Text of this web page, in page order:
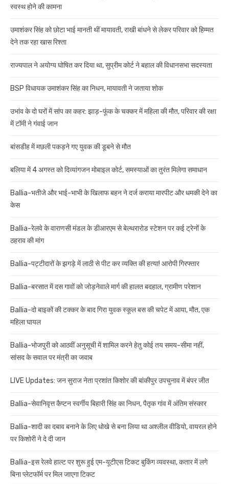
स्वस्थ होने की कामना
उमाशंकर सिंह को छोटा भाई मानती थीं मायावती, राखी बांधने से लेकर परिवार को हिम्मत
देने तक रहा खास रिश्ता
राज्यपाल ने अयोग्य घोषित कर दिया था, सुप्रीम कोर्ट ने बहाल की विधानसभा सदस्यता
BSP विधायक उमाशंकर सिंह का निधन, मायावती ने जताया शोक
उभांव के दो घरों में सांप का कहर: झाड़-फूंक के चक्कर में महिला की मौत, परिवार की रक्षा
में टॉमी ने गंवाई जान
बांसडीह में मछली पकड़ने गए युवक की डूबने से मौत
बलिया में 4 अगस्त को दिव्यांगजन मोबाइल कोर्ट, समस्याओं का तुरंत मिलेगा समाधान
Ballia-भतीजे और भाई-भाभी के खिलाफ बहन ने दर्ज कराया मारपीट और धमकी देने का
केस
Ballia-रेलवे के वाराणसी मंडल के डीआरएम से बेल्थरारोड स्टेशन पर कई ट्रेनों के
ठहराव की मांग
Ballia-पट्टीदारों के झगड़े में लाठी से पीट कर व्यक्ति की हत्या! आरोपी गिरफ्तार
Ballia-बरसात में दस गावों को जोड़नेवाले मार्ग की हालत बदहाल, ग्रामीण परेशान
Ballia-दो बाइकों की टक्कर के बाद गिरा युवक स्कूल बस की चपेट में आया, मौत, एक
महिला घायल
Ballia-भोजपुरी को आठवीं अनुसूची में शामिल करने हेतु कोई तय समय-सीमा नहीं,
सांसद के सवाल पर मंत्री का जवाब
LIVE Updates: जन सुराज नेता प्रशांत किशोर की बांकीपुर उपचुनाव में बंपर जीत
Ballia-सेवानिवृत्त कैप्टन स्वर्गीय बिहारी सिंह का निधन, पैतृक गांव में अंतिम संस्कार
Ballia-शादी का दबाव बनाने के लिए धोखे से बना लिया था अश्लील वीडियो, वायरल होने
पर किशोरी ने दे दी जान
Ballia-इस रेलवे हाल्ट पर शुरू हुई एम-यूटीएस टिकट बुकिंग व्यवस्था, कतार में लगे
बिना प्लेटफॉर्म पर मिल जाएगा टिकट